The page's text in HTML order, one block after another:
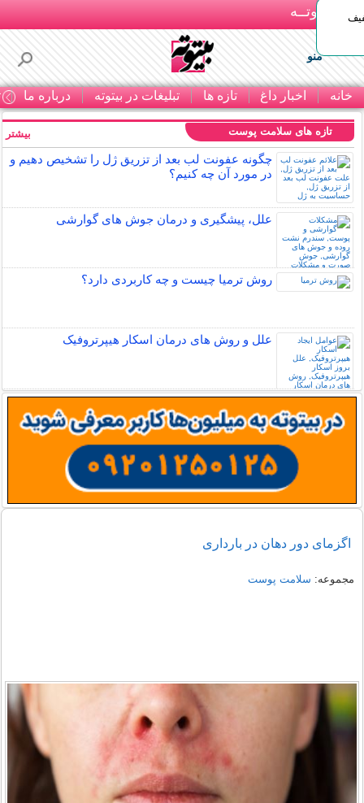
بـیتوتــه
منو
خانه اخبار داغ تازه ها تبلیغات در بیتوته درباره ما
50% تخفیف
تازه های سلامت پوست
چگونه عفونت لب بعد از تزریق ژل را تشخیص دهیم و
در مورد آن چه کنیم؟
علل، پیشگیری و درمان جوش های گوارشی
روش ترمیا چیست و چه کاربردی دارد؟
علل و روش های درمان اسکار هیپرتروفیک
بیشتر
اگزمای دور دهان در بارداری
مجموعه: سلامت پوست